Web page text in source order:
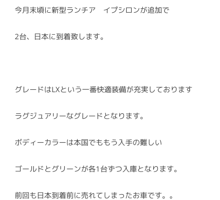
今月末頃に新型ランチア イプシロンが追加で
2台、日本に到着致します。
グレードはLXという一番快適装備が充実しております
ラグジュアリーなグレードとなります。
ボディーカラーは本国でももう入手の難しい
ゴールドとグリーンが各1台ずつ入庫となります。
前回も日本到着前に売れてしまったお車です。。